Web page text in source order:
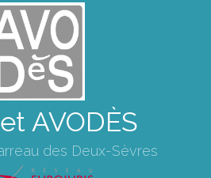
AVODÈS
des Deux-Sèvres